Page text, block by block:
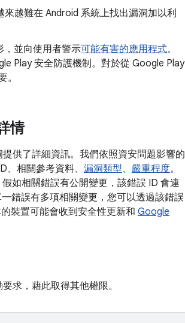
越難在 Android 系統上找出漏洞加以利
，並向使用者警示可能有害的應用程式。
Play 安全防護機制。對於從 Google Play
情
供了詳細資訊。我們依照資安問題影響的
相關參考資料、 漏洞類型、 嚴重程度。
如相關錯誤有公開變更，該錯誤 ID 會連
錯誤有多項相關變更，您可以透過該錯誤
裝置可能會收到安全性更新和 Google
求，藉此取得其他權限。